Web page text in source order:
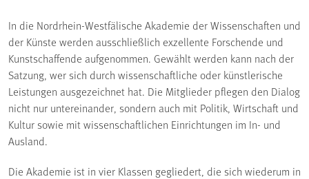
In die Nordrhein-Westfälische Akademie der Wissenschaften und
der Künste werden ausschließlich exzellente Forschende und
Kunstschaffende aufgenommen. Gewählt werden kann nach der
Satzung, wer sich durch wissenschaftliche oder künstlerische
Leistungen ausgezeichnet hat. Die Mitglieder pflegen den Dialog
nicht nur untereinander, sondern auch mit Politik, Wirtschaft und
Kultur sowie mit wissenschaftlichen Einrichtungen im In- und
Ausland.
Die Akademie ist in vier Klassen gegliedert, die sich wiederum in